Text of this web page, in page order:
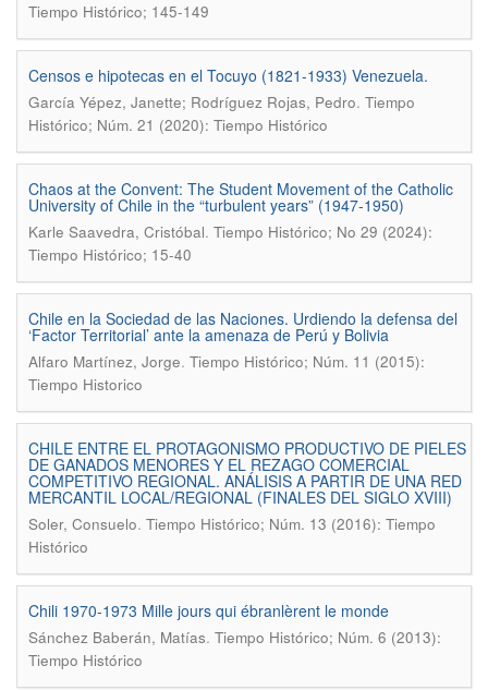
Tiempo Histórico; 145-149
Censos e hipotecas en el Tocuyo (1821-1933) Venezuela.
García Yépez, Janette; Rodríguez Rojas, Pedro. Tiempo
Histórico; Núm. 21 (2020): Tiempo Histórico
Chaos at the Convent: The Student Movement of the Catholic
University of Chile in the “turbulent years” (1947-1950)
Karle Saavedra, Cristóbal. Tiempo Histórico; No 29 (2024):
Tiempo Histórico; 15-40
Chile en la Sociedad de las Naciones. Urdiendo la defensa del
‘Factor Territorial’ ante la amenaza de Perú y Bolivia
Alfaro Martínez, Jorge. Tiempo Histórico; Núm. 11 (2015):
Tiempo Historico
CHILE ENTRE EL PROTAGONISMO PRODUCTIVO DE PIELES
DE GANADOS MENORES Y EL REZAGO COMERCIAL
COMPETITIVO REGIONAL. ANÁLISIS A PARTIR DE UNA RED
MERCANTIL LOCAL/REGIONAL (FINALES DEL SIGLO XVIII)
Soler, Consuelo. Tiempo Histórico; Núm. 13 (2016): Tiempo
Histórico
Chili 1970-1973 Mille jours qui ébranlèrent le monde
Sánchez Baberán, Matías. Tiempo Histórico; Núm. 6 (2013):
Tiempo Histórico